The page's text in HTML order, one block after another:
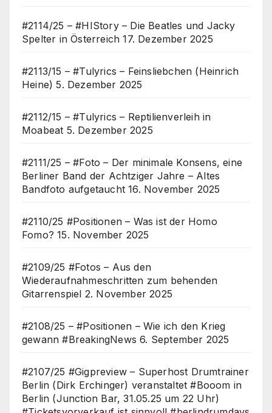
#2114/25 – #HIStory – Die Beatles und Jacky
Spelter in Österreich 17. Dezember 2025
#2113/15 – #Tulyrics – Feinsliebchen (Heinrich
Heine) 5. Dezember 2025
#2112/15 – #Tulyrics – Reptilienverleih in
Moabeat 5. Dezember 2025
#2111/25 – #Foto – Der minimale Konsens, eine
Berliner Band der Achtziger Jahre – Altes
Bandfoto aufgetaucht 16. November 2025
#2110/25 #Positionen – Was ist der Homo
Fomo? 15. November 2025
#2109/25 #Fotos – Aus den
Wiederaufnahmeschritten zum behenden
Gitarrenspiel 2. November 2025
#2108/25 – #Positionen – Wie ich den Krieg
gewann #BreakingNews 6. September 2025
#2107/25 #Gigpreview – Superhost Drumtrainer
Berlin (Dirk Erchinger) veranstaltet #Booom in
Berlin (Junction Bar, 31.05.25 um 22 Uhr)